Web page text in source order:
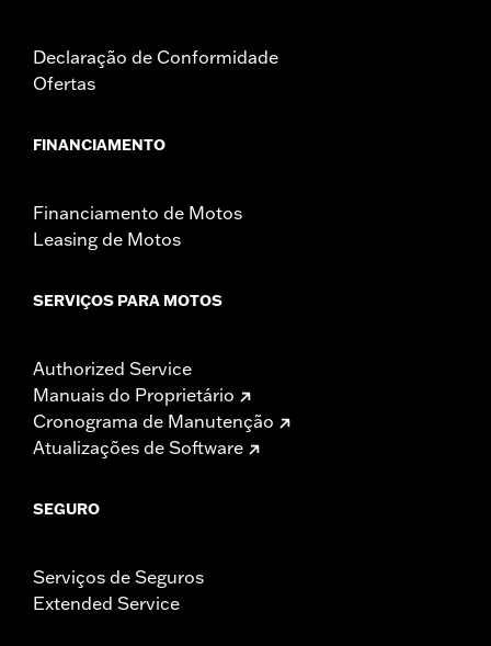
Declaração de Conformidade
Ofertas
FINANCIAMENTO
Financiamento de Motos
Leasing de Motos
SERVIÇOS PARA MOTOS
Authorized Service
Manuais do Proprietário
Cronograma de Manutenção
Atualizações de Software
SEGURO
Serviços de Seguros
Extended Service